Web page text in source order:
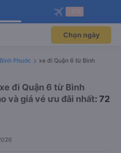
ngay!
viên độc
Mở app
đặt vé máy bay qua
Mở app
Chọn ngày
Phước
xe đi Quận 6 từ Bình
đi Quận 6 từ Bình
và giá vé ưu đãi nhất: 72